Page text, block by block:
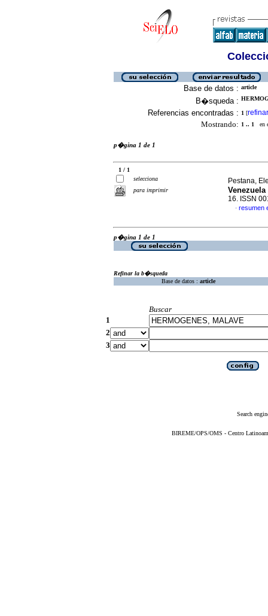
Base de datos : article
B�squeda :
Referencias encontradas : 1 [refinar
Mostrando: 1 .. 1 en
p�gina 1 de 1
1 / 1
selecciona
para imprimir
Pestana,
16. ISSN
· resumen
p�gina 1 de 1
Refinar la b�squeda
Base de datos : article
Buscar
1
2
3
Search
BIREME/OPS/OMS - Centro